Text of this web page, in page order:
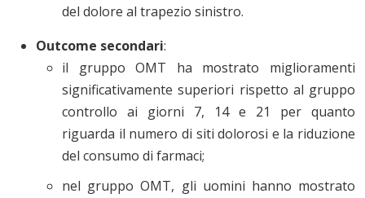
del dolore al trapezio sinistro.
Outcome secondari:
il gruppo OMT ha mostrato miglioramenti
significativamente superiori rispetto al gruppo
controllo ai giorni 7, 14 e 21 per quanto
riguarda il numero di siti dolorosi e la riduzione
del consumo di farmaci;
nel gruppo OMT, gli uomini hanno mostrato